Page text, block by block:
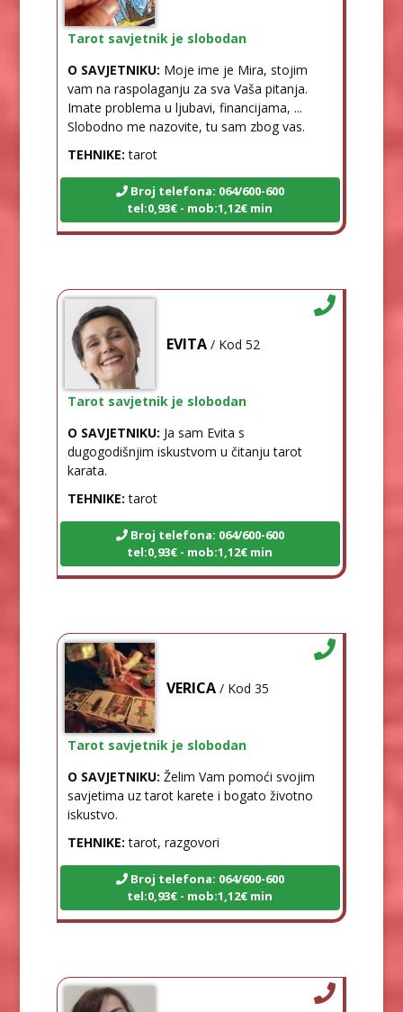
Tarot savjetnik je slobodan
O SAVJETNIKU: Moje ime je Mira, stojim
vam na raspolaganju za sva Vaša pitanja.
Imate problema u ljubavi, financijama, ...
Slobodno me nazovite, tu sam zbog vas.
TEHNIKE: tarot
Broj telefona: 064/600-600
tel:0,93€ - mob:1,12€ min
EVITA / Kod 52
Tarot savjetnik je slobodan
O SAVJETNIKU: Ja sam Evita s
dugogodišnjim iskustvom u čitanju tarot
karata.
TEHNIKE: tarot
Broj telefona: 064/600-600
tel:0,93€ - mob:1,12€ min
VERICA / Kod 35
Tarot savjetnik je slobodan
O SAVJETNIKU: Želim Vam pomoći svojim
savjetima uz tarot karete i bogato životno
iskustvo.
TEHNIKE: tarot, razgovori
Broj telefona: 064/600-600
tel:0,93€ - mob:1,12€ min